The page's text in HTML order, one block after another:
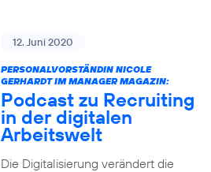
12. Juni 2020
PERSONALVORSTÄNDIN NICOLE
GERHARDT IM MANAGER MAGAZIN:
Podcast zu Recruiting
in der digitalen
Arbeitswelt
Die Digitalisierung verändert die